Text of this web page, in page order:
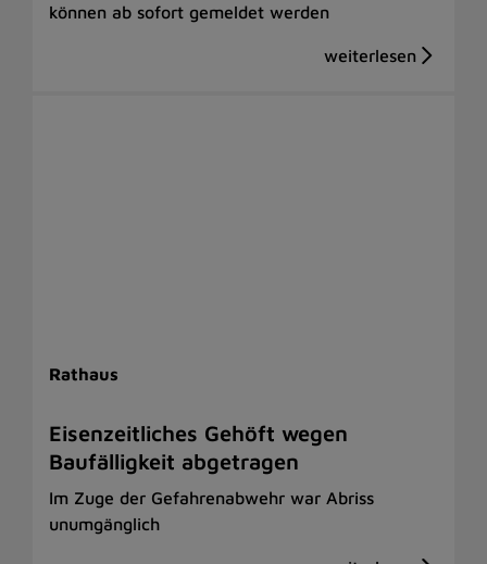
können ab sofort gemeldet werden
Rathaus
Eisenzeitliches Gehöft wegen
Baufälligkeit abgetragen
Im Zuge der Gefahrenabwehr war Abriss
unumgänglich